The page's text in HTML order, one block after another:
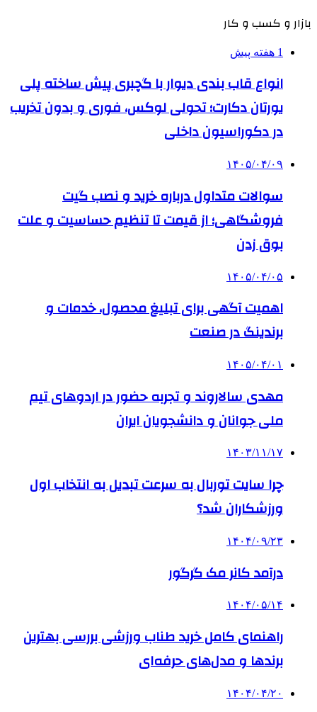
بازار و کسب و کار
1 هفته پیش
انواع قاب بندی دیوار با گچبری پیش ساخته پلی
یورتان دکارت؛ تحولی لوکس، فوری و بدون تخریب
در دکوراسیون داخلی
۱۴۰۵/۰۴/۰۹
سوالات متداول درباره خرید و نصب گیت
فروشگاهی؛ از قیمت تا تنظیم حساسیت و علت
بوق زدن
۱۴۰۵/۰۴/۰۵
اهمیت آگهی برای تبلیغ محصول، خدمات و
برندینگ در صنعت
۱۴۰۵/۰۴/۰۱
مهدی سالاروند و تجربه حضور در اردوهای تیم
ملی جوانان و دانشجویان ایران
۱۴۰۳/۱۱/۱۷
چرا سایت توربال به ‌سرعت تبدیل به انتخاب اول
ورزشکاران شد؟
۱۴۰۴/۰۹/۲۳
درآمد کانر مک گرگور
۱۴۰۴/۰۵/۱۴
راهنمای کامل خرید طناب ورزشی بررسی بهترین
برندها و مدل‌های حرفه‌ای
۱۴۰۴/۰۴/۲۰